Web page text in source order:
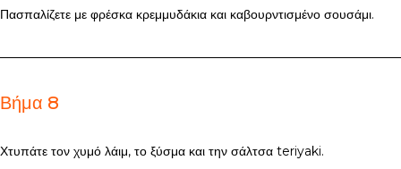
Πασπαλίζετε με φρέσκα κρεμμυδάκια και καβουρντισμένο σουσάμι.
Βήμα 8
Χτυπάτε τον χυμό λάιμ, το ξύσμα και την σάλτσα teriyaki.